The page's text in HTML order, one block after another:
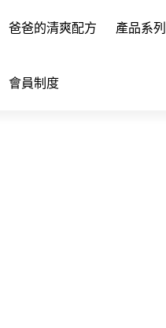
爸爸的清爽配方 產品系列
會員制度